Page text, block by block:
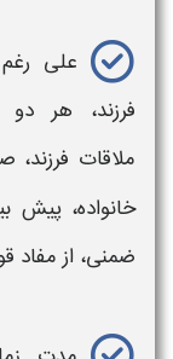
علی رغم
فرزند، هر دو
ملاقات فرزند،
خانواده، پیش
ضمنی، از مفاد